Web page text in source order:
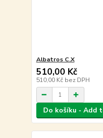
Albatros C.X
510,00 Kč
510,00 Kč bez DPH
Do košíku - Add